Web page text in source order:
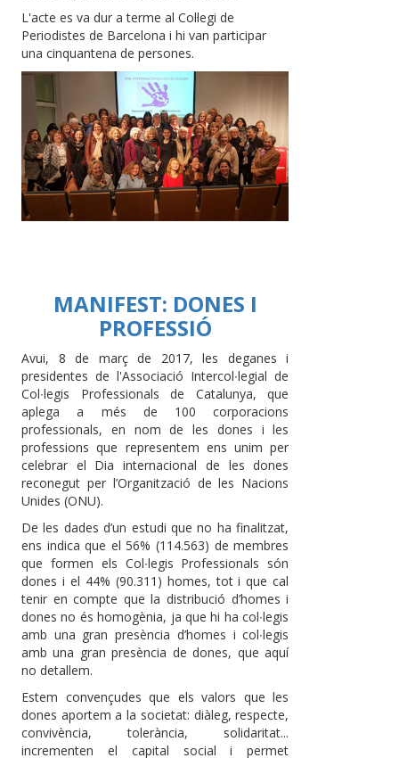
L'acte es va dur a terme al Col·legi de
Periodistes de Barcelona i hi van participar
una cinquantena de persones.
MANIFEST: DONES I
PROFESSIÓ
Avui, 8 de març de 2017, les deganes i
presidentes de l'Associació Intercol∙legial de
Col∙legis Professionals de Catalunya, que
aplega a més de 100 corporacions
professionals, en nom de les dones i les
professions que representem ens unim per
celebrar el Dia internacional de les dones
reconegut per l’Organització de les Nacions
Unides (ONU).
De les dades d’un estudi que no ha finalitzat,
ens indica que el 56% (114.563) de membres
que formen els Col∙legis Professionals són
dones i el 44% (90.311) homes, tot i que cal
tenir en compte que la distribució d’homes i
dones no és homogènia, ja que hi ha col∙legis
amb una gran presència d’homes i col∙legis
amb una gran presència de dones, que aquí
no detallem.
Estem convençudes que els valors que les
dones aportem a la societat: diàleg, respecte,
convivència, tolerància, solidaritat...
incrementen el capital social i permet